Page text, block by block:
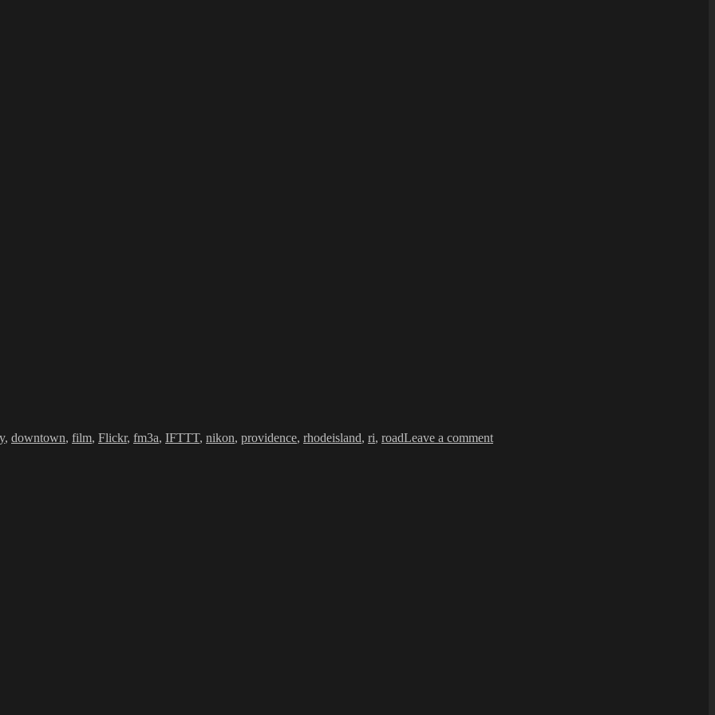
, downtown, film, Flickr, fm3a, IFTTT, nikon, providence, rhodeisland, ri, roadLeave a comment